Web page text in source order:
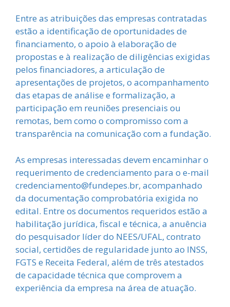
Entre as atribuições das empresas contratadas
estão a identificação de oportunidades de
financiamento, o apoio à elaboração de
propostas e à realização de diligências exigidas
pelos financiadores, a articulação de
apresentações de projetos, o acompanhamento
das etapas de análise e formalização, a
participação em reuniões presenciais ou
remotas, bem como o compromisso com a
transparência na comunicação com a fundação.
As empresas interessadas devem encaminhar o
requerimento de credenciamento para o e-mail
credenciamento@fundepes.br, acompanhado
da documentação comprobatória exigida no
edital. Entre os documentos requeridos estão a
habilitação jurídica, fiscal e técnica, a anuência
do pesquisador líder do NEES/UFAL, contrato
social, certidões de regularidade junto ao INSS,
FGTS e Receita Federal, além de três atestados
de capacidade técnica que comprovem a
experiência da empresa na área de atuação.